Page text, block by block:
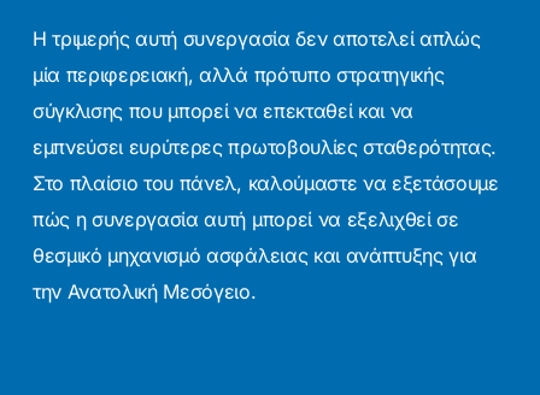
Η τριμερής αυτή συνεργασία δεν αποτελεί απλώς
μία περιφερειακή, αλλά πρότυπο στρατηγικής
σύγκλισης που μπορεί να επεκταθεί και να
εμπνεύσει ευρύτερες πρωτοβουλίες σταθερότητας.
Στο πλαίσιο του πάνελ, καλούμαστε να εξετάσουμε
πώς η συνεργασία αυτή μπορεί να εξελιχθεί σε
θεσμικό μηχανισμό ασφάλειας και ανάπτυξης για
την Ανατολική Μεσόγειο.